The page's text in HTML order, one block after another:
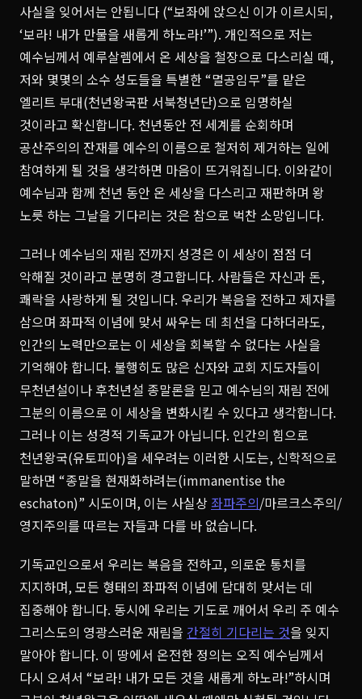
사실을 잊어서는 안됩니다 (“보좌에 앉으신 이가 이르시되,
‘보라! 내가 만물을 새롭게 하노라!’”). 개인적으로 저는
예수님께서 예루살렘에서 온 세상을 철장으로 다스리실 때,
저와 몇몇의 소수 성도들을 특별한 “멸공임무”를 맡은
엘리트 부대(천년왕국판 서북청년단)으로 임명하실
것이라고 확신합니다. 천년동안 전 세계를 순회하며
공산주의의 잔재를 예수의 이름으로 철저히 제거하는 일에
참여하게 될 것을 생각하면 마음이 뜨거워집니다. 이와같이
예수님과 함께 천년 동안 온 세상을 다스리고 재판하며 왕
노릇 하는 그날을 기다리는 것은 참으로 벅찬 소망입니다.
그러나 예수님의 재림 전까지 성경은 이 세상이 점점 더
악해질 것이라고 분명히 경고합니다. 사람들은 자신과 돈,
쾌락을 사랑하게 될 것입니다. 우리가 복음을 전하고 제자를
삼으며 좌파적 이념에 맞서 싸우는 데 최선을 다하더라도,
인간의 노력만으로는 이 세상을 회복할 수 없다는 사실을
기억해야 합니다. 불행히도 많은 신자와 교회 지도자들이
무천년설이나 후천년설 종말론을 믿고 예수님의 재림 전에
그분의 이름으로 이 세상을 변화시킬 수 있다고 생각합니다.
그러나 이는 성경적 기독교가 아닙니다. 인간의 힘으로
천년왕국(유토피아)을 세우려는 이러한 시도는, 신학적으로
말하면 “종말을 현재화하려는(immanentise the
eschaton)” 시도이며, 이는 사실상좌파주의/마르크스주의/
영지주의를 따르는 자들과 다를 바 없습니다.
기독교인으로서 우리는 복음을 전하고, 의로운 통치를
지지하며, 모든 형태의 좌파적 이념에 담대히 맞서는 데
집중해야 합니다. 동시에 우리는 기도로 깨어서 우리 주 예수
그리스도의 영광스러운 재림을 간절히 기다리는 것을 잊지
말아야 합니다. 이 땅에서 온전한 정의는 오직 예수님께서
다시 오셔서 “보라! 내가 모든 것을 새롭게 하노라!”하시며